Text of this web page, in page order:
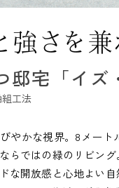
邸宅「イズ
工法
やかな視界。8メー
らではの緑のリビン
な開放感と心地よい